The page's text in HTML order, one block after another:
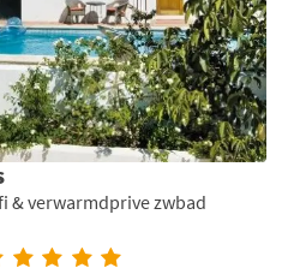
& verwarmdprive zwbad